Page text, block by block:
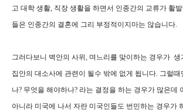
고 대학 생활, 직장 생활을 하면서 인종간의 교류가 활
들은 인종간의 결혼에 그리 부정적이지마는 않습니다.
그러다보니 벽안의 사위, 며느리를 맞이하는 경우가 생
집안의 대소사에 관련이 될수 밖에 없게 됩니다. 그럴
나? 무엇을 해야하나? 라는 결정을 하는 경우가 많은데
아니라 미국에 나서 자란 미국인들도 번민하는 경우가